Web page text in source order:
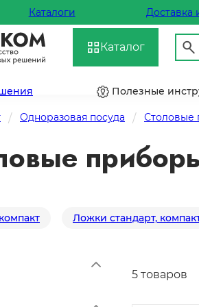
Каталоги Доставка
Каталог
Полезные
Одноразовая посуда Столовые
Ложки стандарт,
5 товаров